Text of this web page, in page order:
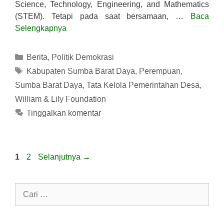
Science, Technology, Engineering, and Mathematics
(STEM). Tetapi pada saat bersamaan, …
Baca
Selengkapnya
Kategori
Berita, Politik Demokrasi
Tag
Kabupaten Sumba Barat Daya, Perempuan,
Sumba Barat Daya, Tata Kelola Pemerintahan Desa,
William & Lily Foundation
Tinggalkan komentar
Halaman
1 Halaman
2 Selanjutnya →
Cari